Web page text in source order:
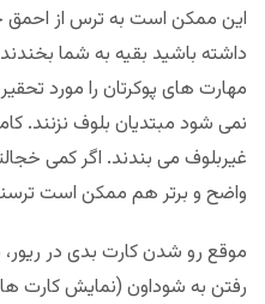
این ممکن است به ترس از
داشته باشید بقیه به شما
مهارت های پوکرتان را مورد
نمی شود مبتدیان بلوف نزنند.
غیربلوف می بندند. اگر کمی
واضح و برتر هم ممکن است
موقع رو شدن کارت بدی در
رفتن به شوداون (نمایش کارت